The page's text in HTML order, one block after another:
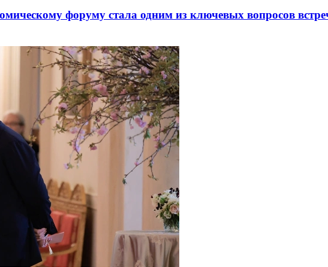
форуму стала одним из ключевых вопросов